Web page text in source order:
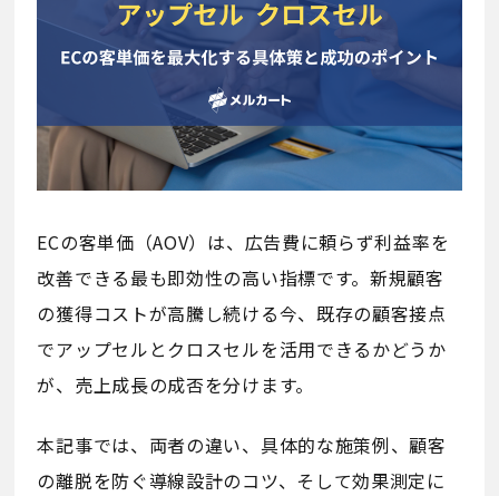
ECの客単価（AOV）は、広告費に頼らず利益率を
改善できる最も即効性の高い指標です。新規顧客
の獲得コストが高騰し続ける今、既存の顧客接点
でアップセルとクロスセルを活用できるかどうか
が、売上成長の成否を分けます。
本記事では、両者の違い、具体的な施策例、顧客
の離脱を防ぐ導線設計のコツ、そして効果測定に